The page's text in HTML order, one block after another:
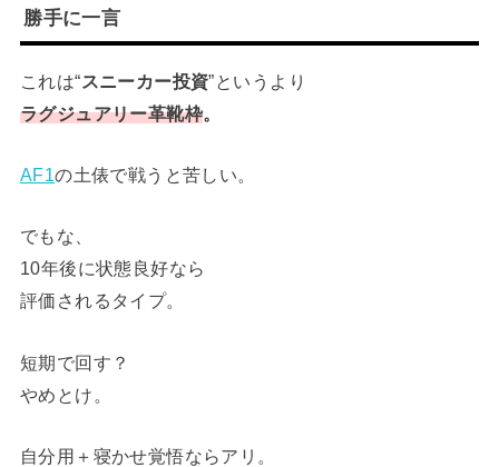
勝手に一言
これは“スニーカー投資”というより
ラグジュアリー革靴枠。
AF1の土俵で戦うと苦しい。
でもな、
10年後に状態良好なら
評価されるタイプ。
短期で回す？
やめとけ。
自分用＋寝かせ覚悟ならアリ。